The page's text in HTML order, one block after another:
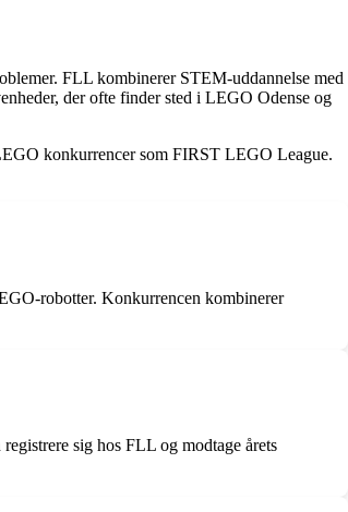
FLL kombinerer STEM-uddannelse med
der ofte finder sted i LEGO Odense og
konkurrencer som FIRST LEGO League.
robotter. Konkurrencen kombinerer
sig hos FLL og modtage årets